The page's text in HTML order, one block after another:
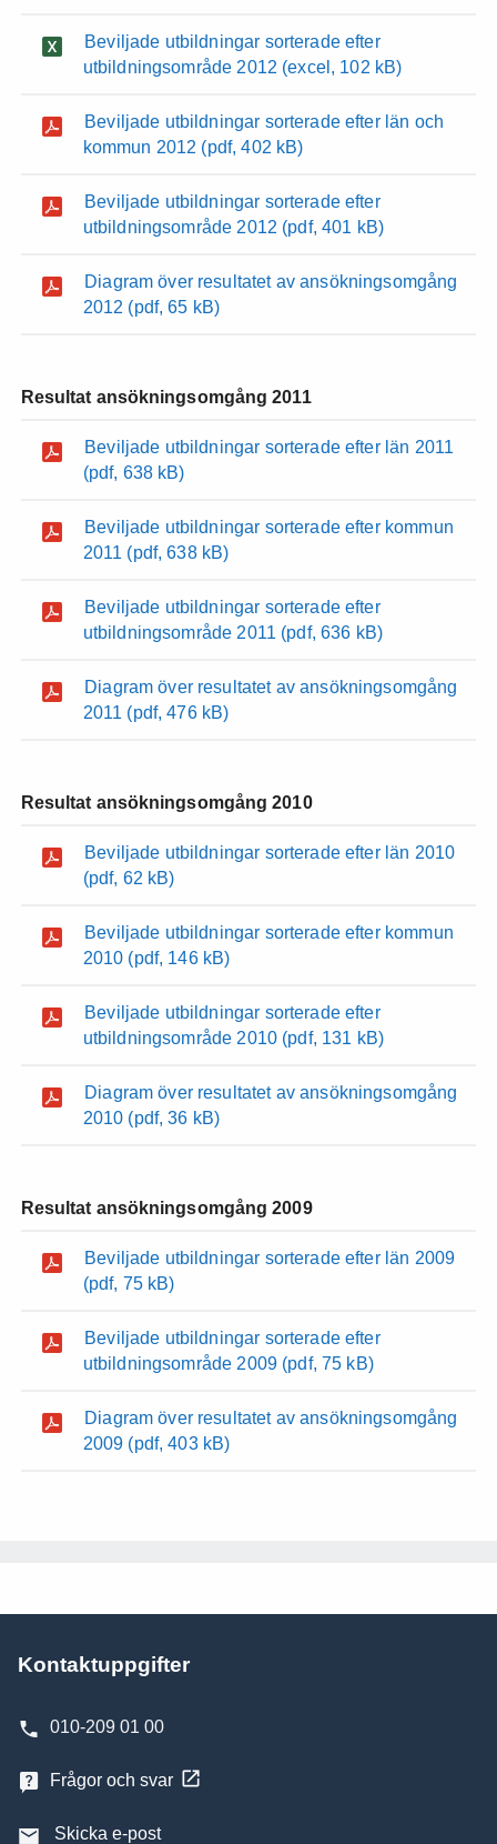
Beviljade utbildningar sorterade efter
utbildningsområde 2012 (excel, 102 kB)
Beviljade utbildningar sorterade efter län och
kommun 2012 (pdf, 402 kB)
Beviljade utbildningar sorterade efter
utbildningsområde 2012 (pdf, 401 kB)
Diagram över resultatet av ansökningsomgång
2012 (pdf, 65 kB)
Resultat ansökningsomgång 2011
Beviljade utbildningar sorterade efter län 2011
(pdf, 638 kB)
Beviljade utbildningar sorterade efter kommun
2011 (pdf, 638 kB)
Beviljade utbildningar sorterade efter
utbildningsområde 2011 (pdf, 636 kB)
Diagram över resultatet av ansökningsomgång
2011 (pdf, 476 kB)
Resultat ansökningsomgång 2010
Beviljade utbildningar sorterade efter län 2010
(pdf, 62 kB)
Beviljade utbildningar sorterade efter kommun
2010 (pdf, 146 kB)
Beviljade utbildningar sorterade efter
utbildningsområde 2010 (pdf, 131 kB)
Diagram över resultatet av ansökningsomgång
2010 (pdf, 36 kB)
Resultat ansökningsomgång 2009
Beviljade utbildningar sorterade efter län 2009
(pdf, 75 kB)
Beviljade utbildningar sorterade efter
utbildningsområde 2009 (pdf, 75 kB)
Diagram över resultatet av ansökningsomgång
2009 (pdf, 403 kB)
Kontaktuppgifter
010-209 01 00
Frågor och svar
Skicka e-post